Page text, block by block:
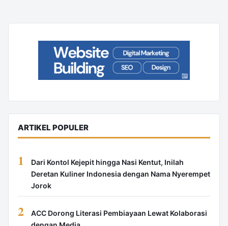
ARTIKEL POPULER
1
Dari Kontol Kejepit hingga Nasi Kentut, Inilah
Deretan Kuliner Indonesia dengan Nama Nyerempet
Jorok
2
ACC Dorong Literasi Pembiayaan Lewat Kolaborasi